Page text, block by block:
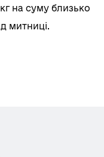
на суму близько
митниці.